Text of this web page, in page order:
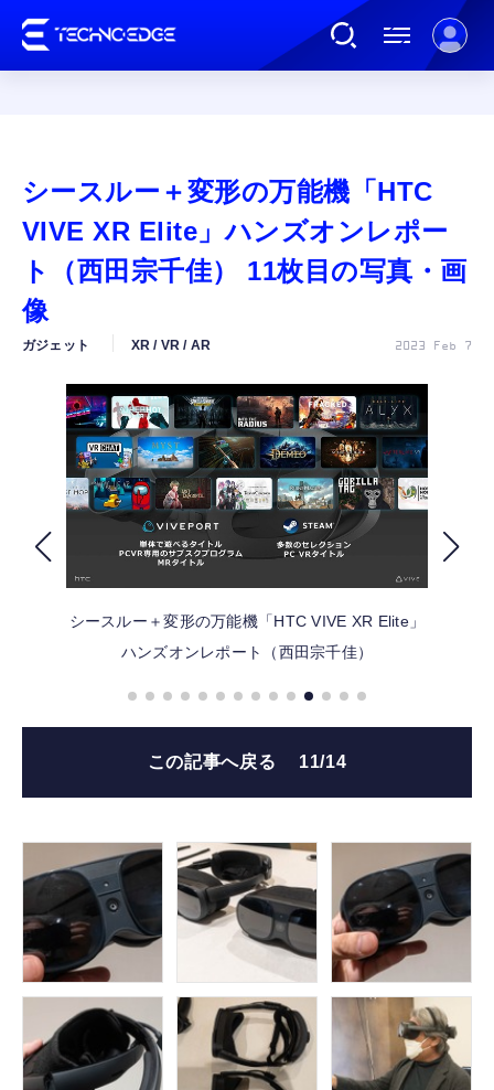
AI
ガジェット
カルチャー
公式ストア
FOLLOW US
シースルー＋変形の万能機「HTC
VIVE XR Elite」ハンズオンレポー
ト（西田宗千佳） 11枚目の写真・画
像
ガジェット XR / VR / AR 2023 Feb 7
シースルー＋変形の万能機「HTC VIVE XR Elite」
ハンズオンレポート（西田宗千佳）
この記事へ戻る 11/14